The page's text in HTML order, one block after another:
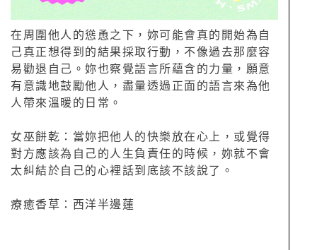
在周圍他人的慫恿之下，妳可能會真的開始為自
己真正想得到的結果採取行動，不像過去那麼容
易勸退自己。妳也察覺語言所蘊含的力量，願意
有意識地鼓勵他人，盡量透過正面的語言來為他
人帶來溫暖的日常。
女巫餅乾：當妳把他人的快樂放在心上，或覺得
對方應該為自己的人生負責任的時候，妳就不會
太糾結於自己的心裡話到底該不該說了。
療癒香草：西洋半邊蓮